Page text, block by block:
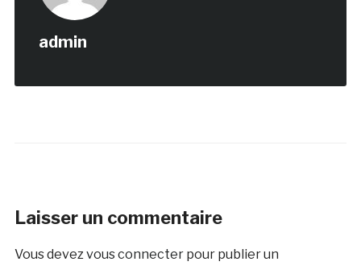
admin
Laisser un commentaire
Vous devezvous connecterpour publier un